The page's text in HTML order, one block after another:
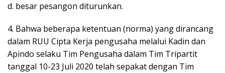
d. besar pesangon diturunkan.
4. Bahwa beberapa ketentuan (norma) yang dirancang
dalam RUU Cipta Kerja pengusaha melalui Kadin dan
Apindo selaku Tim Pengusaha dalam Tim Tripartit
tanggal 10-23 Juli 2020 telah sepakat dengan Tim